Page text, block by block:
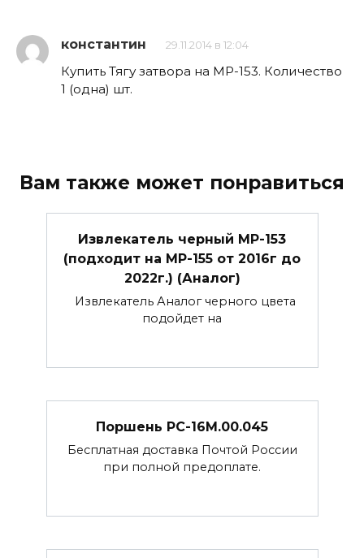
константин 29.11.2014 в 12:04
Купить Тягу затвора на МР-153. Количество
1 (одна) шт.
Вам также может понравиться
Извлекатель черный МР-153
(подходит на МР-155 от 2016г до
2022г.) (Аналог)
Извлекатель Аналог черного цвета
подойдет на
Поршень РС-16М.00.045
Бесплатная доставка Почтой России
при полной предоплате.